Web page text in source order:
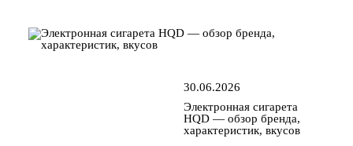
30.06.2026
Электронная сигарета
HQD — обзор бренда,
характеристик, вкусов